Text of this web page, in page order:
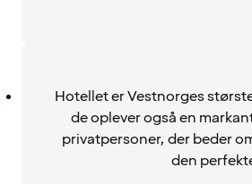
Hotellet er Vestnorges
de oplever også en
privatpersoner, der beder
den